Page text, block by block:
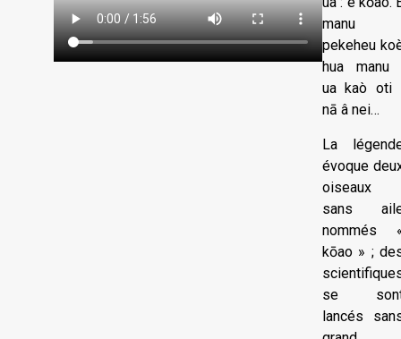
manu
pekeheu
hua manu
ua kaò oti
nā â nei…
La
évoque
oiseaux
sans
nommés
kōao » ;
se
lancés